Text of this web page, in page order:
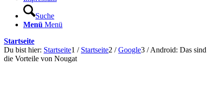
Suche
Menü Menü
Startseite
Du bist hier: Startseite1 / Startseite2 / Google3 / Android: Das sind
die Vorteile von Nougat